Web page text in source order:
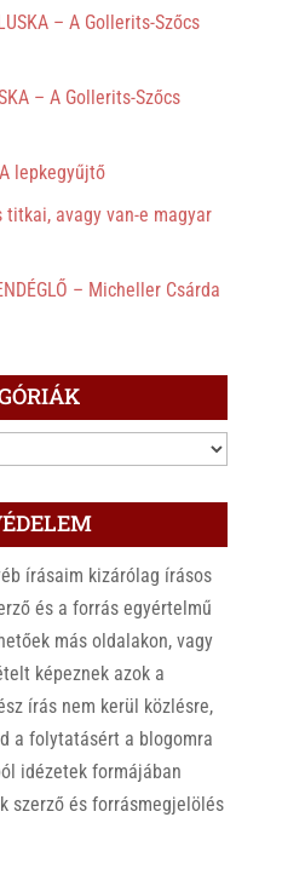
– A Gollerits-Szőcs
– A Gollerits-Szőcs
lepkegyűjtő
titkai, avagy van-e magyar
– Micheller Csárda
írásaim kizárólag írásos
és a forrás egyértelmű
más oldalakon, vagy
képeznek azok a
írás nem kerül közlésre,
a folytatásért a blogomra
idézetek formájában
szerző és forrásmegjelölés